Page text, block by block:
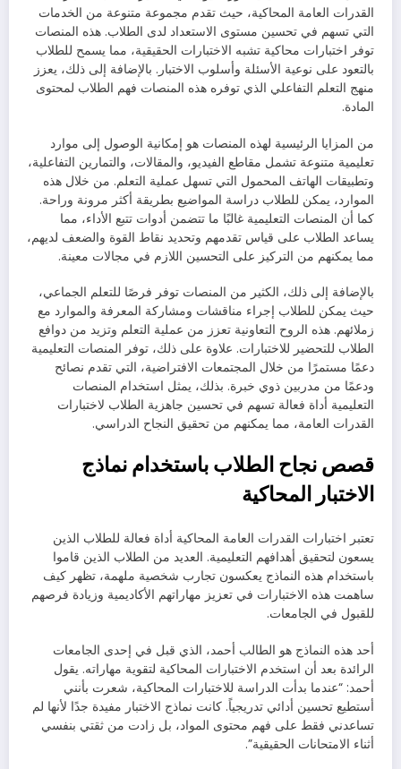
القدرات العامة المحاكية، حيث تقدم مجموعة متنوعة من الخدمات
التي تسهم في تحسين مستوى الاستعداد لدى الطلاب. هذه المنصات
توفر اختبارات محاكية تشبه الاختبارات الحقيقية، مما يسمح للطلاب
بالتعود على نوعية الأسئلة وأسلوب الاختبار. بالإضافة إلى ذلك، يعزز
منهج التعلم التفاعلي الذي توفره هذه المنصات فهم الطلاب لمحتوى
المادة.
من المزايا الرئيسية لهذه المنصات هو إمكانية الوصول إلى موارد
تعليمية متنوعة تشمل مقاطع الفيديو، والمقالات، والتمارين التفاعلية،
وتطبيقات الهاتف المحمول التي تسهل عملية التعلم. من خلال هذه
الموارد، يمكن للطلاب دراسة المواضيع بطريقة أكثر مرونة وراحة.
كما أن المنصات التعليمية غالبًا ما تتضمن أدوات تتبع الأداء، مما
يساعد الطلاب على قياس تقدمهم وتحديد نقاط القوة والضعف لديهم،
مما يمكنهم من التركيز على التحسين اللازم في مجالات معينة.
بالإضافة إلى ذلك، الكثير من المنصات توفر فرصًا للتعلم الجماعي،
حيث يمكن للطلاب إجراء مناقشات ومشاركة المعرفة والموارد مع
زملائهم. هذه الروح التعاونية تعزز من عملية التعلم وتزيد من دوافع
الطلاب للتحضير للاختبارات. علاوة على ذلك، توفر المنصات التعليمية
دعمًا مستمرًا من خلال المجتمعات الافتراضية، التي تقدم نصائح
ودعمًا من مدربين ذوي خبرة. بذلك، يمثل استخدام المنصات
التعليمية أداة فعالة تسهم في تحسين جاهزية الطلاب لاختبارات
القدرات العامة، مما يمكنهم من تحقيق النجاح الدراسي.
قصص نجاح الطلاب باستخدام نماذج
الاختبار المحاكية
تعتبر اختبارات القدرات العامة المحاكية أداة فعالة للطلاب الذين
يسعون لتحقيق أهدافهم التعليمية. العديد من الطلاب الذين قاموا
باستخدام هذه النماذج يعكسون تجارب شخصية ملهمة، تظهر كيف
ساهمت هذه الاختبارات في تعزيز مهاراتهم الأكاديمية وزيادة فرصهم
للقبول في الجامعات.
أحد هذه النماذج هو الطالب أحمد، الذي قبل في إحدى الجامعات
الرائدة بعد أن استخدم الاختبارات المحاكية لتقوية مهاراته. يقول
أحمد: “عندما بدأت الدراسة للاختبارات المحاكية، شعرت بأنني
أستطيع تحسين أدائي تدريجياً. كانت نماذج الاختبار مفيدة جدًا لأنها لم
تساعدني فقط على فهم محتوى المواد، بل زادت من ثقتي بنفسي
أثناء الامتحانات الحقيقية”.